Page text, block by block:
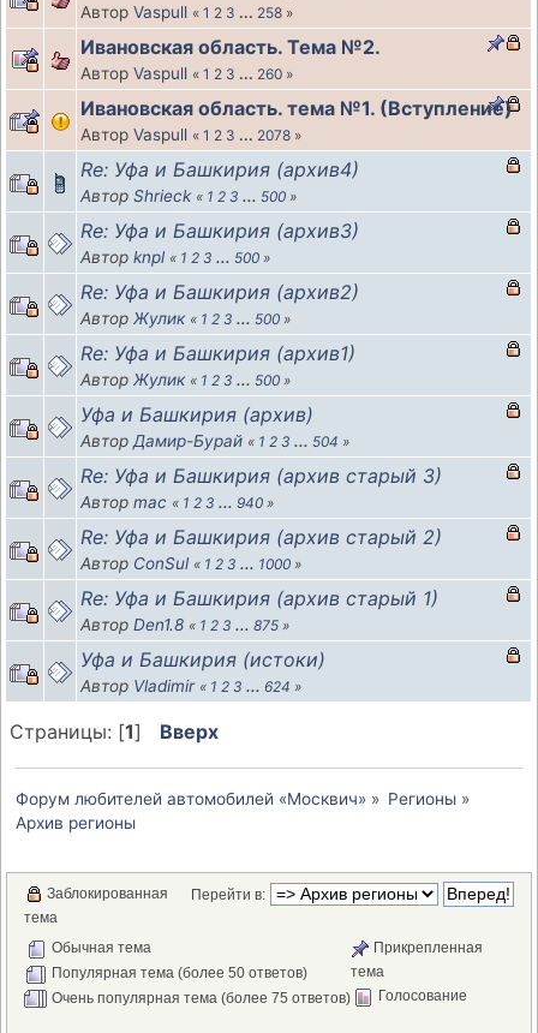
Автор Vaspull « 1 2 3 ... 258 »
Ивановская область. Тема №2.
Автор Vaspull « 1 2 3 ... 260 »
Ивановская область. тема №1. (Вступление)
Автор Vaspull « 1 2 3 ... 2078 »
Re: Уфа и Башкирия (архив4)
Автор Shrieck « 1 2 3 ... 500 »
Re: Уфа и Башкирия (архив3)
Автор knpl « 1 2 3 ... 500 »
Re: Уфа и Башкирия (архив2)
Автор Жулик « 1 2 3 ... 500 »
Re: Уфа и Башкирия (архив1)
Автор Жулик « 1 2 3 ... 500 »
Уфа и Башкирия (архив)
Автор Дамир-Бурай « 1 2 3 ... 504 »
Re: Уфа и Башкирия (архив старый 3)
Автор mac « 1 2 3 ... 940 »
Re: Уфа и Башкирия (архив старый 2)
Автор ConSul « 1 2 3 ... 1000 »
Re: Уфа и Башкирия (архив старый 1)
Автор Den1.8 « 1 2 3 ... 875 »
Уфа и Башкирия (истоки)
Автор Vladimir « 1 2 3 ... 624 »
Страницы: [1] Вверх
Форум любителей автомобилей «Москвич» » Регионы»
Архив регионы
Перейти в:
Обычная тема
Популярная тема (более 50 ответов)
Очень популярная тема (более 75 ответов)
Заблокированная
тема
Прикрепленная
тема
Голосование